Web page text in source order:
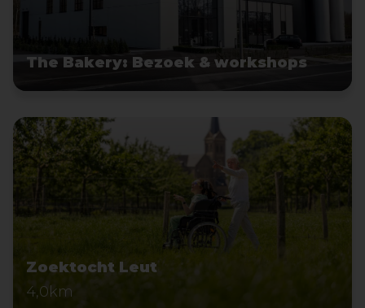
The Bakery: Bezoek & workshops
Zoektocht Leut
4,0km